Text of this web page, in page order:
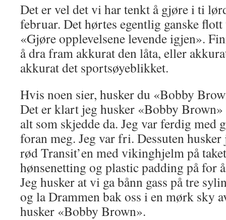
Det er vel det vi har tenkt å gjøre i ti
februar. Det hørtes egentlig ganske
«Gjøre opplevelsene levende igjen».
å dra fram akkurat den låta, eller
akkurat det sportsøyeblikket.
Hvis noen sier, husker du «Bobby
Det er klart jeg husker «Bobby Brown»
alt som skjedde da. Jeg var ferdig med
foran meg. Jeg var fri. Dessuten
rød Transit’en med vikinghjelm på
hønsenetting og plastic padding på for
Jeg husker at vi ga bånn gass på tre
og la Drammen bak oss i en mørk sky
husker «Bobby Brown».